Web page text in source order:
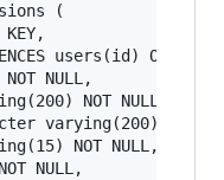
(
KEY,
users(id) ON
NOT NULL,
NOT NULL, /*
varying(200) NOT
NOT NULL,
NULL,